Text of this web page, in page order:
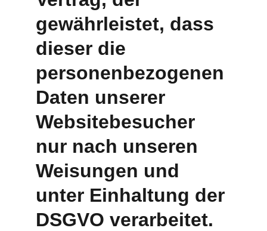
gewährleistet, dass
dieser die
personenbezogenen
Daten unserer
Websitebesucher
nur nach unseren
Weisungen und
unter Einhaltung der
DSGVO verarbeitet.